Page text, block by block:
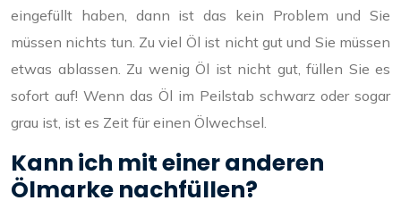
eingefüllt haben, dann ist das kein Problem und Sie
müssen nichts tun. Zu viel Öl ist nicht gut und Sie müssen
etwas ablassen. Zu wenig Öl ist nicht gut, füllen Sie es
sofort auf! Wenn das Öl im Peilstab schwarz oder sogar
grau ist, ist es Zeit für einen Ölwechsel.
Kann ich mit einer anderen
Ölmarke nachfüllen?